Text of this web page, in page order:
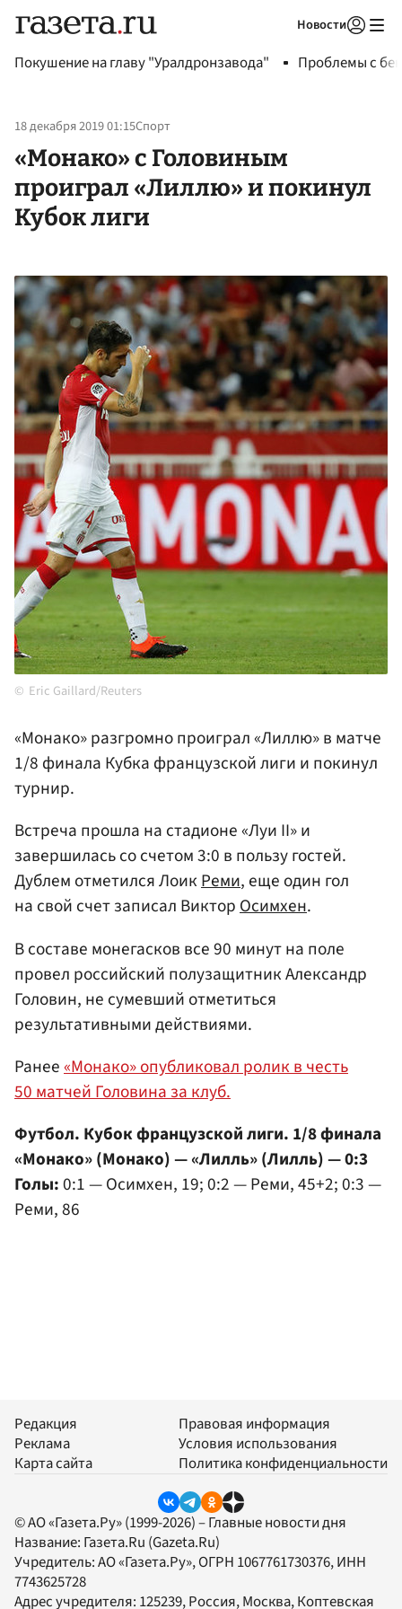
Новости
Покушение на главу "Уралдронзавода" Проблемы с
18 декабря 2019 01:15Спорт
«Монако» с Головиным
проиграл «Лиллю» и покинул
Кубок лиги
Eric Gaillard/Reuters
«Монако» разгромно проиграл «Лиллю» в матче
1/8 финала Кубка французской лиги и покинул
турнир.
Встреча прошла на стадионе «Луи II» и
завершилась со счетом 3:0 в пользу гостей.
Дублем отметился ЛоикРеми, еще один гол
на свой счет записал ВикторОсимхен.
В составе монегасков все 90 минут на поле
провел российский полузащитник Александр
Головин, не сумевший отметиться
результативными действиями.
Ранее«Монако» опубликовал ролик в честь
50 матчей Головина за клуб.
Футбол. Кубок французской лиги. 1/8 финала
«Монако» (Монако) — «Лилль» (Лилль) — 0:3
Голы:0:1 — Осимхен, 19; 0:2 — Реми, 45+2; 0:3 —
Реми, 86
Редакция
Реклама
Карта сайта
Правовая информация
Условия использования
Политика конфиденциальности
© АО «Газета.Ру» (1999-2026) – Главные новости дня
Название: Газета.Ru (Gazeta.Ru)
Учредитель:АО «Газета.Ру», ОГРН 1067761730376, ИНН
7743625728
Адрес учредителя: 125239, Россия, Москва, Коптевская